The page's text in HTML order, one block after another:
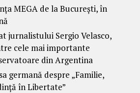
MEGA de la București, în
jurnalistului Sergio Velasco,
cele mai importante
din Argentina
germană despre „Familie,
în Libertate”